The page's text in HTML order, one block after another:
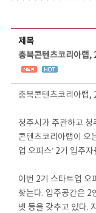
제목
충북콘텐츠코리아랩,
충북콘텐츠코리아랩,
청주시가 주관하고
콘텐츠코리아랩이 오
업 오피스’ 2기 입주
이번 2기 스타트업 오
찾는다. 입주공간은 2
넷 등을 갖추고 있다.